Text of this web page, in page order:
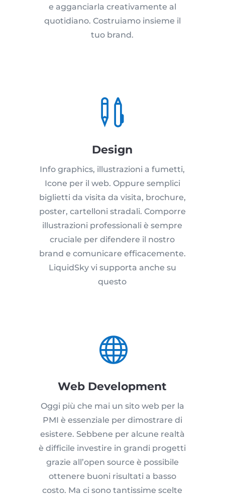
e agganciarla creativamente al
quotidiano. Costruiamo insieme il
tuo brand.

Design
Info graphics, illustrazioni a fumetti,
Icone per il web. Oppure semplici
biglietti da visita da visita, brochure,
poster, cartelloni stradali. Comporre
illustrazioni professionali è sempre
cruciale per difendere il nostro
brand e comunicare efficacemente.
LiquidSky vi supporta anche su
questo

Web Development
Oggi più che mai un sito web per la
PMI è essenziale per dimostrare di
esistere. Sebbene per alcune realtà
è difficile investire in grandi progetti
grazie all’open source è possibile
ottenere buoni risultati a basso
costo. Ma ci sono tantissime scelte